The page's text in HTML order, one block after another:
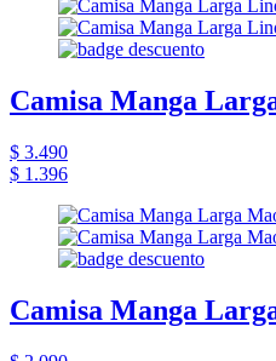
Camisa Manga
$ 3.490
$ 1.396
Camisa Manga